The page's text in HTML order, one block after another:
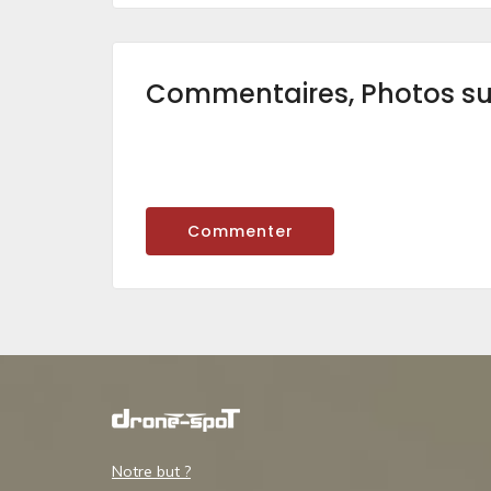
Commentaires, Photos
Commenter
Notre but ?